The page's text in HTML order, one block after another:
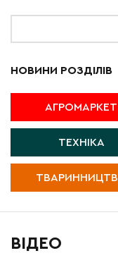
НОВИНИ РОЗДІЛІВ
АГРОМАРКЕТ
ТЕХНІКА
ВІДЕО